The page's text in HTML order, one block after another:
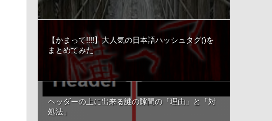
【かまって!!!!】大人気の日本語ハッシュタグ()を
まとめてみた
ヘッダーの上に出来る謎の隙間の「理由」と「対
処法」